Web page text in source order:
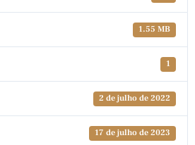
1.55 MB
1
2 de julho de 2022
17 de julho de 2023